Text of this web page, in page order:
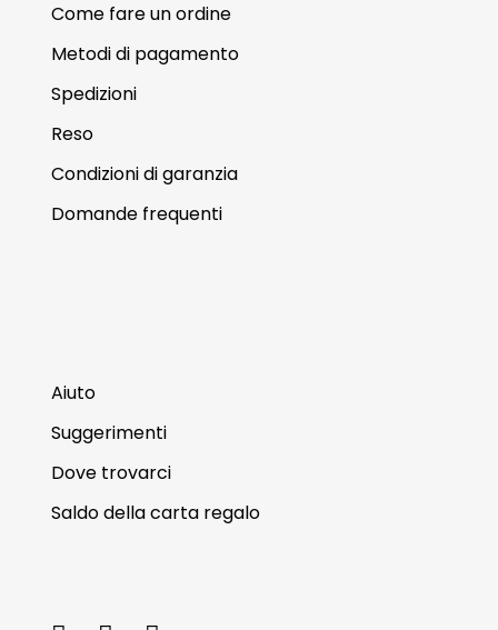
Come fare un ordine
Metodi di pagamento
Spedizioni
Reso
Condizioni di garanzia
Domande frequenti
Aiuto
Suggerimenti
Dove trovarci
Saldo della carta regalo